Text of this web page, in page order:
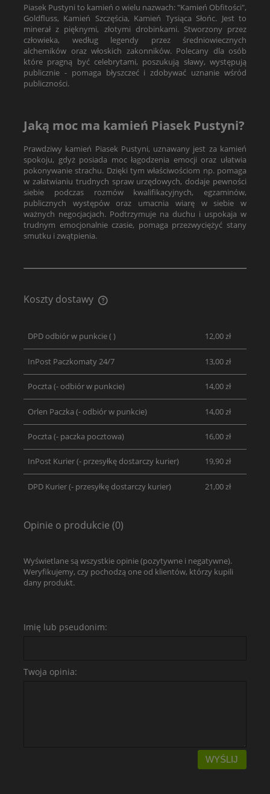
Piasek Pustyni to kamień o wielu nazwach: "Kamień Obfitości",
Goldfluss, Kamień Szczęścia, Kamień Tysiąca Słońc. Jest to
minerał z pięknymi, złotymi drobinkami. Stworzony przez
człowieka, według legendy przez średniowiecznych
alchemików oraz włoskich zakonników. Polecany dla osób
które pragną być celebrytami, poszukują sławy, występują
publicznie - pomaga błyszczeć i zdobywać uznanie wśród
publiczności.
Jaką moc ma kamień Piasek Pustyni?
Prawdziwy kamień Piasek Pustyni, uznawany jest za kamień
spokoju, gdyż posiada moc łagodzenia emocji oraz ułatwia
pokonywanie strachu. Dzięki tym właściwościom np. pomaga
w załatwianiu trudnych spraw urzędowych, dodaje pewności
siebie podczas rozmów kwalifikacyjnych, egzaminów,
publicznych występów oraz umacnia wiarę w siebie w
ważnych negocjacjach. Podtrzymuje na duchu i uspokaja w
trudnym emocjonalnie czasie, pomaga przezwyciężyć stany
smutku i zwątpienia.
Koszty dostawy
Cena nie zawiera ewentualnych kosztów płatności
DPD odbiór w punkcie( ) 12,00 zł
InPost Paczkomaty 24/7 13,00 zł
Poczta (- odbiór w punkcie) 14,00 zł
Orlen Paczka (- odbiór w punkcie) 14,00 zł
Poczta (- paczka pocztowa) 16,00 zł
InPost Kurier(- przesyłkę dostarczy kurier) 19,90 zł
DPD Kurier(- przesyłkę dostarczy kurier) 21,00 zł
Opinie o produkcie (0)
Wyświetlane są wszystkie opinie (pozytywne i negatywne).
Weryfikujemy, czy pochodzą one od klientów, którzy kupili
dany produkt.
Imię lub pseudonim:
Twoja opinia:
WYŚLIJ